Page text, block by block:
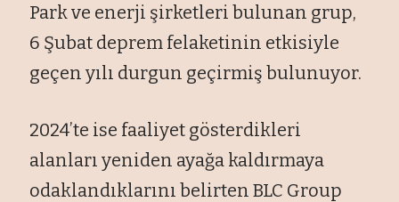
Park ve enerji şirketleri bulunan grup,
6 Şubat deprem felaketinin etkisiyle
geçen yılı durgun geçirmiş bulunuyor.
2024’te ise faaliyet gösterdikleri
alanları yeniden ayağa kaldırmaya
odaklandıklarını belirten BLC Group